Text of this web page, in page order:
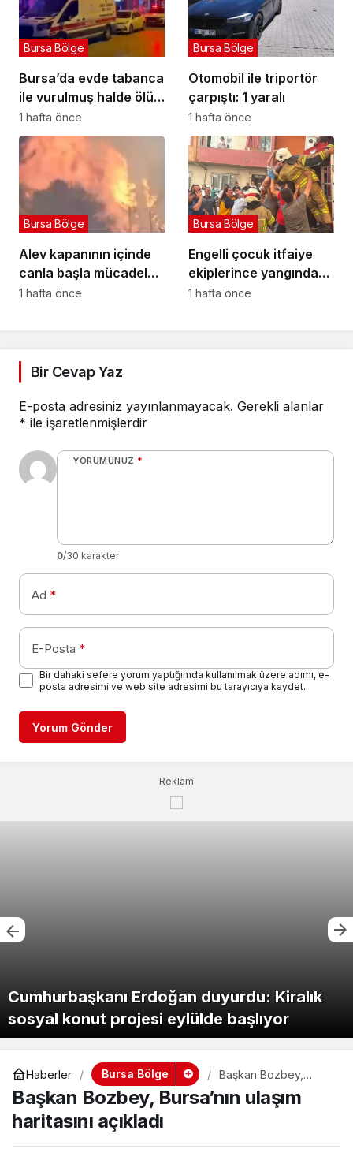
Bursa’da evde tabanca
ile vurulmuş halde ölü
bulundu
Bursa Bölge
1 hafta önce
Otomobil ile triportör
çarpıştı: 1 yaralı
Bursa Bölge
1 hafta önce
Alev kapanının içinde
canla başla mücadele
ettiler:
Bursa Bölge
1 hafta önce
Engelli çocuk itfaiye
ekiplerince yangından
kurtarıldı
Bursa Bölge
1 hafta önce
Bir Cevap Yaz
E-posta adresiniz yayınlanmayacak. Gerekli alanlar
* ile işaretlenmişlerdir
YORUMUNUZ *
0/30 karakter
Ad *
E-Posta *
Bir dahaki sefere yorum yaptığımda kullanılmak üzere adımı, e-
posta adresimi ve web site adresimi bu tarayıcıya kaydet.
Yorum Gönder
Reklam
Cumhurbaşkanı Erdoğan duyurdu: Kiralık
sosyal konut projesi eylülde başlıyor
Haberler Bursa Bölge
Başkan Bozbey,
Bursa’nın ulaşım
haritasını açıkladı
Başkan Bozbey, Bursa’nın ulaşım
haritasını açıkladı